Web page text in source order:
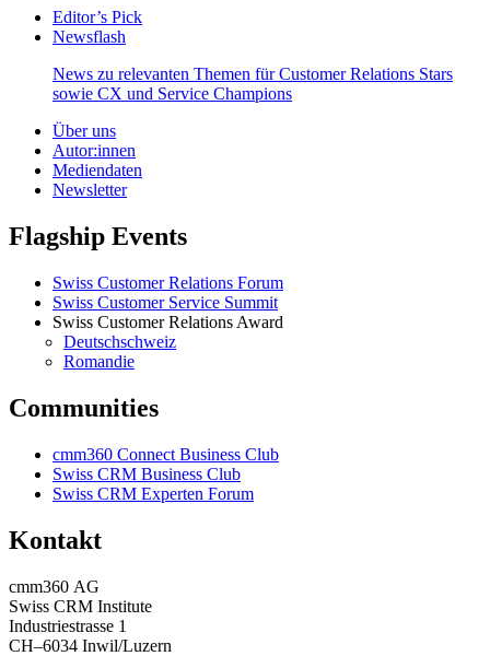
Editor’s Pick
Newsflash
News zu relevanten Themen für Customer Relations Stars
sowie CX und Service Champions
Über uns
Autor:innen
Mediendaten
Newsletter
Flagship Events
Swiss Customer Relations Forum
Swiss Customer Service Summit
Swiss Customer Relations Award
Deutschschweiz
Romandie
Communities
cmm360 Connect Business Club
Swiss CRM Business Club
Swiss CRM Experten Forum
Kontakt
cmm360 AG
Swiss CRM Institute
Industriestrasse 1
CH–6034 Inwil/Luzern